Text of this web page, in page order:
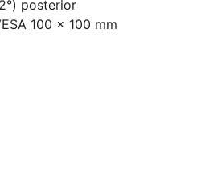
posterior
100 x 100 mm